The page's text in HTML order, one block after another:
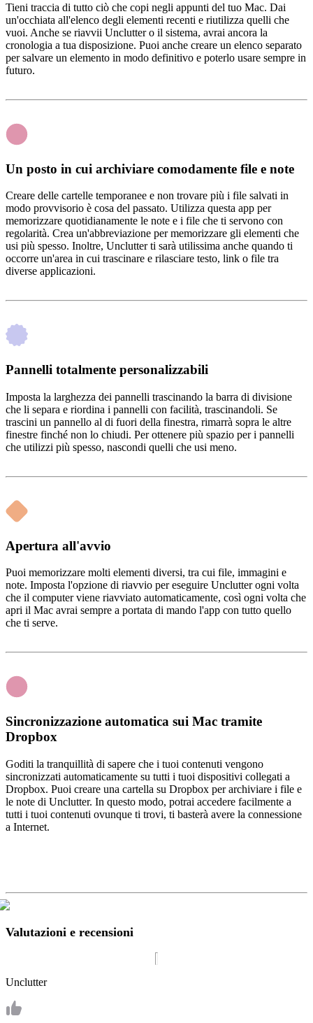
Tieni traccia di tutto ciò che copi negli appunti del tuo Mac. Dai
un'occhiata all'elenco degli elementi recenti e riutilizza quelli che
vuoi. Anche se riavvii Unclutter o il sistema, avrai ancora la
cronologia a tua disposizione. Puoi anche creare un elenco separato
per salvare un elemento in modo definitivo e poterlo usare sempre in
futuro.
Un posto in cui archiviare comodamente file e note
Creare delle cartelle temporanee e non trovare più i file salvati in
modo provvisorio è cosa del passato. Utilizza questa app per
memorizzare quotidianamente le note e i file che ti servono con
regolarità. Crea un'abbreviazione per memorizzare gli elementi che
usi più spesso. Inoltre, Unclutter ti sarà utilissima anche quando ti
occorre un'area in cui trascinare e rilasciare testo, link o file tra
diverse applicazioni.
Pannelli totalmente personalizzabili
Imposta la larghezza dei pannelli trascinando la barra di divisione
che li separa e riordina i pannelli con facilità, trascinandoli. Se
trascini un pannello al di fuori della finestra, rimarrà sopra le altre
finestre finché non lo chiudi. Per ottenere più spazio per i pannelli
che utilizzi più spesso, nascondi quelli che usi meno.
Apertura all'avvio
Puoi memorizzare molti elementi diversi, tra cui file, immagini e
note. Imposta l'opzione di riavvio per eseguire Unclutter ogni volta
che il computer viene riavviato automaticamente, così ogni volta che
apri il Mac avrai sempre a portata di mando l'app con tutto quello
che ti serve.
Sincronizzazione automatica sui Mac tramite
Dropbox
Goditi la tranquillità di sapere che i tuoi contenuti vengono
sincronizzati automaticamente su tutti i tuoi dispositivi collegati a
Dropbox. Puoi creare una cartella su Dropbox per archiviare i file e
le note di Unclutter. In questo modo, potrai accedere facilmente a
tutti i tuoi contenuti ovunque ti trovi, ti basterà avere la connessione
a Internet.
Valutazioni e recensioni
Unclutter